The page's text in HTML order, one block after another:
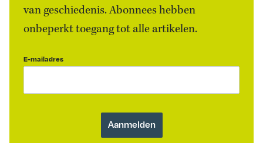
van geschiedenis. Abonnees hebben
onbeperkt toegang tot alle artikelen.
E-mailadres